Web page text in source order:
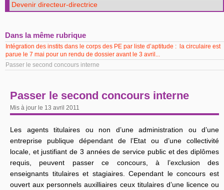
Devenir directeur-directrice
Dans la même rubrique
Intégration des instits dans le corps des PE par liste d’aptitude : la circulaire est
parue le 7 mai pour un rendu de dossier avant le 3 avril...
Passer le second concours interne
Passer le second concours interne
Mis à jour le 13 avril 2011
Les agents titulaires ou non d’une administration ou d’une
entreprise publique dépendant de l’Etat ou d’une collectivité
locale, et justifiant de 3 années de service public et des diplômes
requis, peuvent passer ce concours, à l’exclusion des
enseignants titulaires et stagiaires. Cependant le concours est
ouvert aux personnels auxilliaires ceux titulaires d’une licence ou